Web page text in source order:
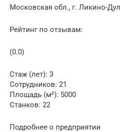
Московская обл., г. Ликино-
Рейтинг по отзывам:
(0.0)
Стаж (лет): 3
Сотрудников: 21
Площадь (м²): 5000
Станков: 22
Подробнее о предприятии